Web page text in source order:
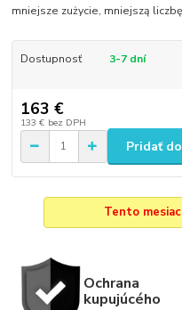
mniejsze zużycie, mniejszą
Dostupnosť 3-7 dní
163 €
133 € bez DPH
Pridať
Tento
Ochrana
kupujúcého